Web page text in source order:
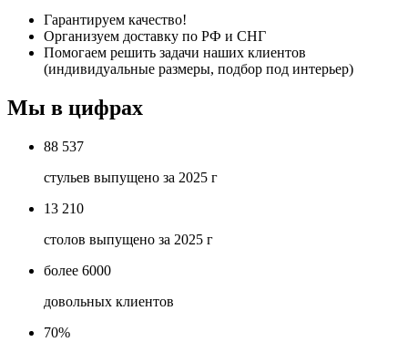
Гарантируем качество!
Организуем доставку по РФ и СНГ
Помогаем решить задачи наших клиентов
(индивидуальные размеры, подбор под интерьер)
Мы в цифрах
88 537
стульев выпущено за 2025 г
13 210
столов выпущено за 2025 г
более 6000
довольных клиентов
70%